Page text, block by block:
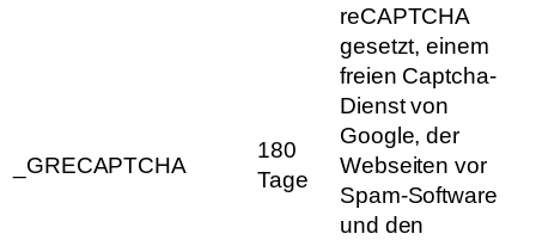
_GRECAPTCHA
180
Tage
reCAPTCHA
gesetzt, einem
freien Captcha-
Dienst von
Google, der
Webseiten vor
Spam-Software
und den